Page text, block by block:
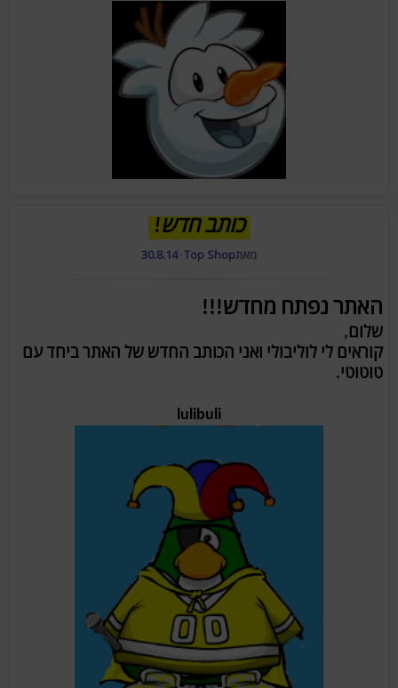
כותב חדש!
מאתTop Shop
·
30.8.14
האתר נפתח מחדש!!!
שלום,
קוראים לי לוליבולי ואני הכותב החדש של האתר ביחד עם
טוטוטי.
lulibuli